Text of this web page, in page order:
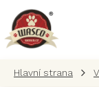
obsah